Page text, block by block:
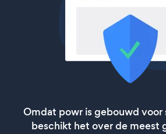
Omdat powr is gebouwd voor
beschikt het over de meest